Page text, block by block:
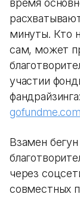
минуты. Кто
сам, может
участии
gofundme.com
Взамен
через
совместных